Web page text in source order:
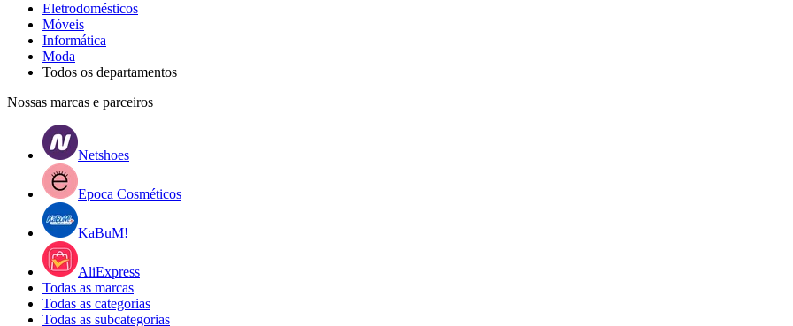
Eletrodomésticos
Móveis
Informática
Moda
Todos os departamentos
Nossas marcas e parceiros
Netshoes
Epoca Cosméticos
KaBuM!
AliExpress
Todas as marcas
Todas as categorias
Todas as subcategorias